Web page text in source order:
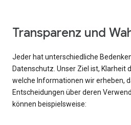
Transparenz und
Jeder hat unterschiedliche
Datenschutz. Unser Ziel ist, Klarheit
welche Informationen wir erheben,
Entscheidungen über deren
können beispielsweise: